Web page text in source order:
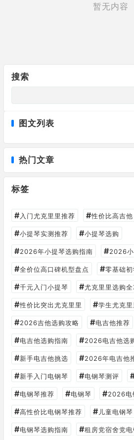
暂无内容
搜索
图文列表
热门文章
标签
# 入门尤克里里推荐 #性价比高吉他
#小提琴实测推荐 #小提琴选购
#2026年小提琴选购指南 #2026
#全价位高口碑机型盘点 #零基础
#千元入门小提琴 #尤克里里选购全
#性价比突出尤克里里 #学生尤克
#2026吉他选购攻略 #电吉他推荐
#电吉他选购指南 #2026电吉他选
#新手电吉他挑选 #2026年电吉他
#新手入门电钢琴 #电钢琴测评
#电钢琴推荐 #电钢琴 #2026电
#高性价比电钢琴推荐 # 儿童电钢琴
#电钢琴选购指南 #租房党宿舍党